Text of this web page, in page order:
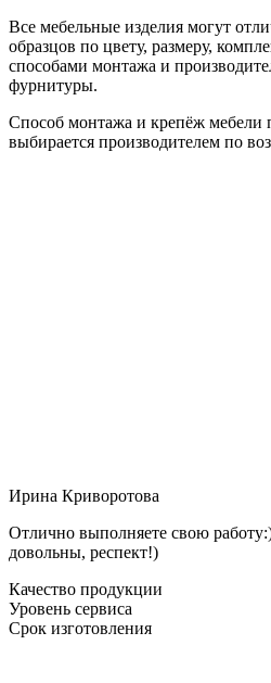
Все мебельные изделия могут
образцов по цвету, размеру,
способами монтажа и
фурнитуры.
Способ монтажа и крепёж мебели
выбирается производителем по
Ирина Криворотова
Отлично выполняете свою
довольны, респект!)
Качество продукции
Уровень сервиса
Срок изготовления